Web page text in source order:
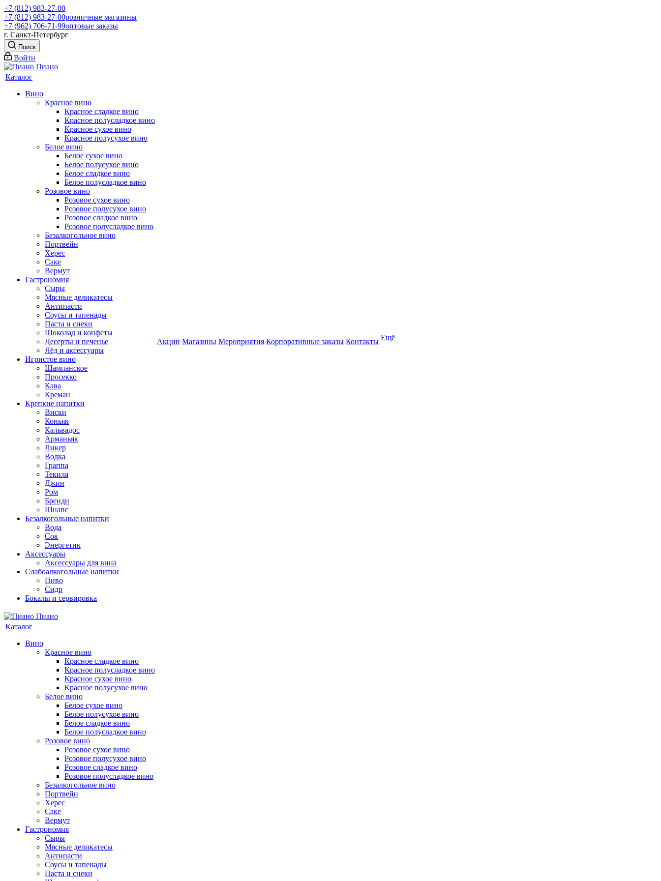
+7 (812) 983-27-00
+7 (812) 983-27-00розничные магазины
+7 (962) 706-71-99оптовые заказы
г. Санкт-Петербург
Поиск
Войти
Каталог
Вино
Красное вино
Красное сладкое вино
Красное полусладкое вино
Красное сухое вино
Красное полусухое вино
Белое вино
Белое сухое вино
Белое полусухое вино
Белое сладкое вино
Белое полусладкое вино
Розовое вино
Розовое сухое вино
Розовое полусухое вино
Розовое сладкое вино
Розовое полусладкое вино
Безалкогольное вино
Портвейн
Херес
Саке
Вермут
Гастрономия
Сыры
Мясные деликатесы
Антипасти
Соусы и тапенады
Паста и снеки
Шоколад и конфеты
Десерты и печенье
Лёд и аксессуары
Игристое вино
Шампанское
Просекко
Кава
Креман
Крепкие напитки
Виски
Коньяк
Кальвадос
Арманьяк
Ликер
Водка
Граппа
Текила
Джин
Ром
Бренди
Шнапс
Безалкогольные напитки
Вода
Сок
Энергетик
Аксессуары
Аксессуары для вина
Слабоалкогольные напитки
Пиво
Сидр
Бокалы и сервировка
Акции Магазины Мероприятия Корпоративные заказы Контакты Ещё
Каталог
Вино
Красное вино
Красное сладкое вино
Красное полусладкое вино
Красное сухое вино
Красное полусухое вино
Белое вино
Белое сухое вино
Белое полусухое вино
Белое сладкое вино
Белое полусладкое вино
Розовое вино
Розовое сухое вино
Розовое полусухое вино
Розовое сладкое вино
Розовое полусладкое вино
Безалкогольное вино
Портвейн
Херес
Саке
Вермут
Гастрономия
Сыры
Мясные деликатесы
Антипасти
Соусы и тапенады
Паста и снеки